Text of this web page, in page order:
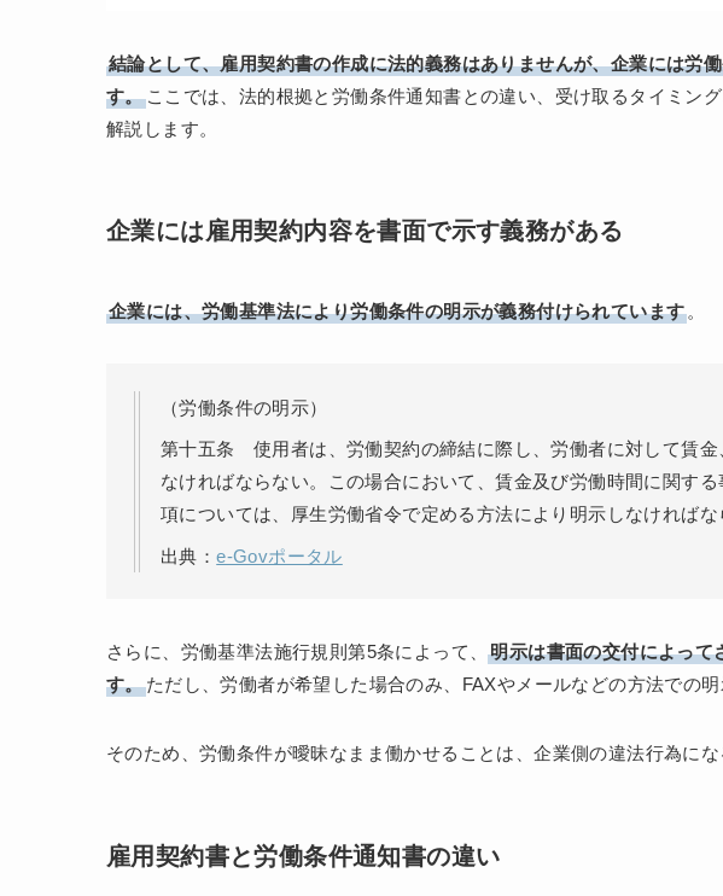
結論として、雇用契約書の作成に法的義務はありませんが、企業には労
す。ここでは、法的根拠と労働条件通知書との違い、受け取るタイミン
解説します。
企業には雇用契約内容を書面で示す義務がある
企業には、労働基準法により労働条件の明示が義務付けられています 。
（労働条件の明示）
第十五条 使用者は、労働契約の締結に際し、労働者に対して賃金
なければならない。この場合において、賃金及び労働時間に関す
項については、厚生労働省令で定める方法により明示しなければな
出典：e-Govポータル
さらに、労働基準法施行規則第5条によって、明示は書面の交付によって
す。ただし、労働者が希望した場合のみ、FAXやメールなどの方法での明
そのため、労働条件が曖昧なまま働かせることは、企業側の違法行為にな
雇用契約書と労働条件通知書の違い